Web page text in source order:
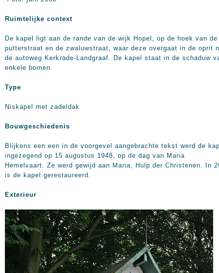
Ruimtelijke context
De kapel ligt aan de rande van de wijk Hopel, op de hoek van de
putterstraat en de zwaluwstraat, waar deze overgaat in de oprit
de autoweg Kerkrade-Landgraaf. De kapel staat in de schaduw
enkele bomen.
Type
Niskapel met zadeldak
Bouwgeschiedenis
Blijkens een een in de voorgevel aangebrachte tekst werd de
ingezegend op 15 augustus 1948, op de dag van Maria
Hemelvaart. Ze werd gewijd aan Maria, Hulp der Christenen. In
is de kapel gerestaureerd.
Exterieur